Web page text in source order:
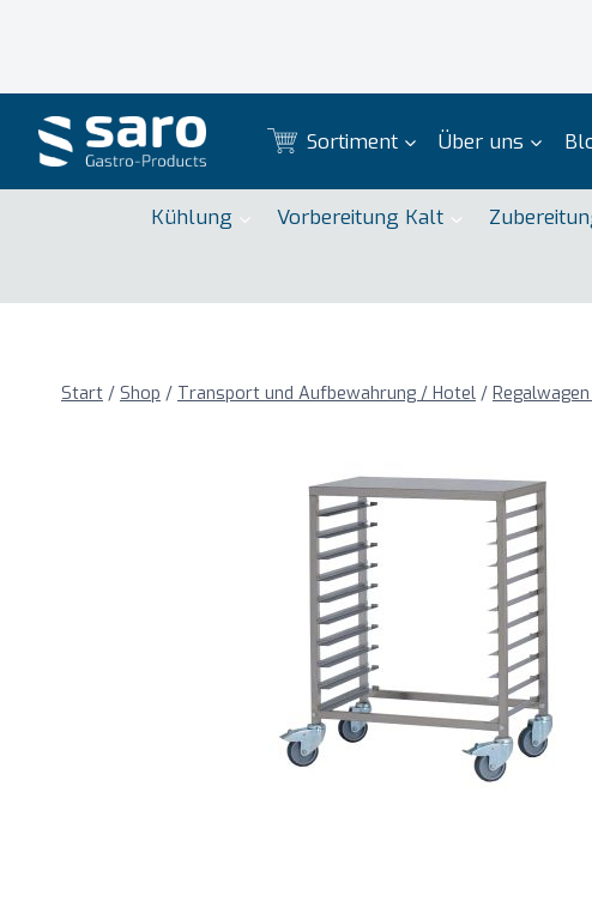
Sortiment Über uns
Kühlung Vorbereitung Kalt
Start / Shop / Transport und Aufbewahrung / Hotel /